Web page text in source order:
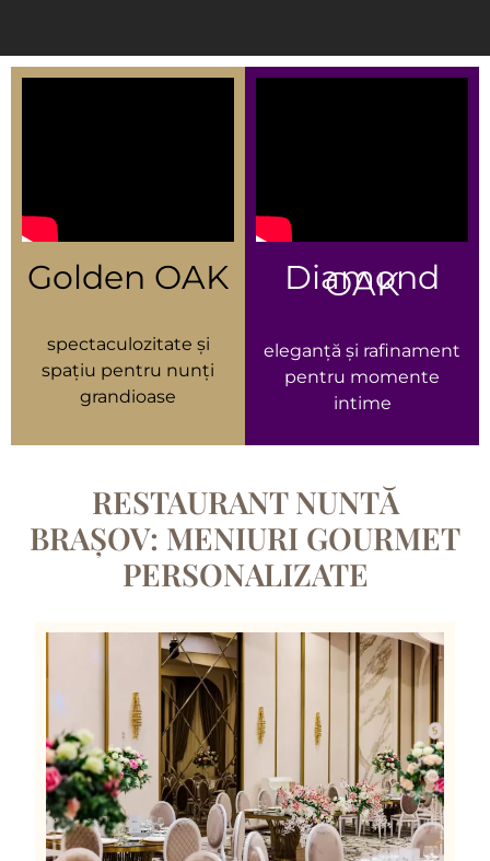
Golden OAK
spectaculozitate și
spațiu pentru nunți
grandioase
Diamond
OAK
eleganță și rafinament
pentru momente
intime
RESTAURANT NUNTĂ
BRAȘOV: MENIURI GOURMET
PERSONALIZATE